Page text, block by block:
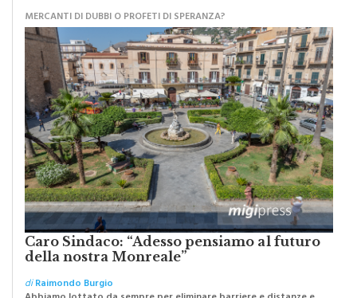
Caro Sindaco: “Adesso pensiamo al futuro
della nostra Monreale”
diRaimondo Burgio
Abbiamo lottato da sempre per eliminare barriere e distanze e
oggi dobbiamo ripartire per ricostruire certezze